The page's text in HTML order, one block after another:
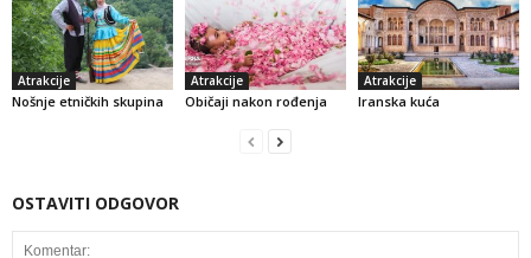
Atrakcije
Nošnje etničkih skupina
Atrakcije
Običaji nakon rođenja
Atrakcije
Iranska kuća
OSTAVITI ODGOVOR